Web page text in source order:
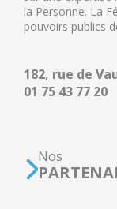
la Personne. La
pouvoirs publics
182, rue de
01 75 43 77 20
Nos